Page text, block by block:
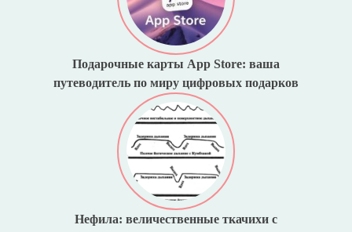
Подарочные карты App Store: ваша
путеводитель по миру цифровых подарков
Нефила: величественные ткачихи с